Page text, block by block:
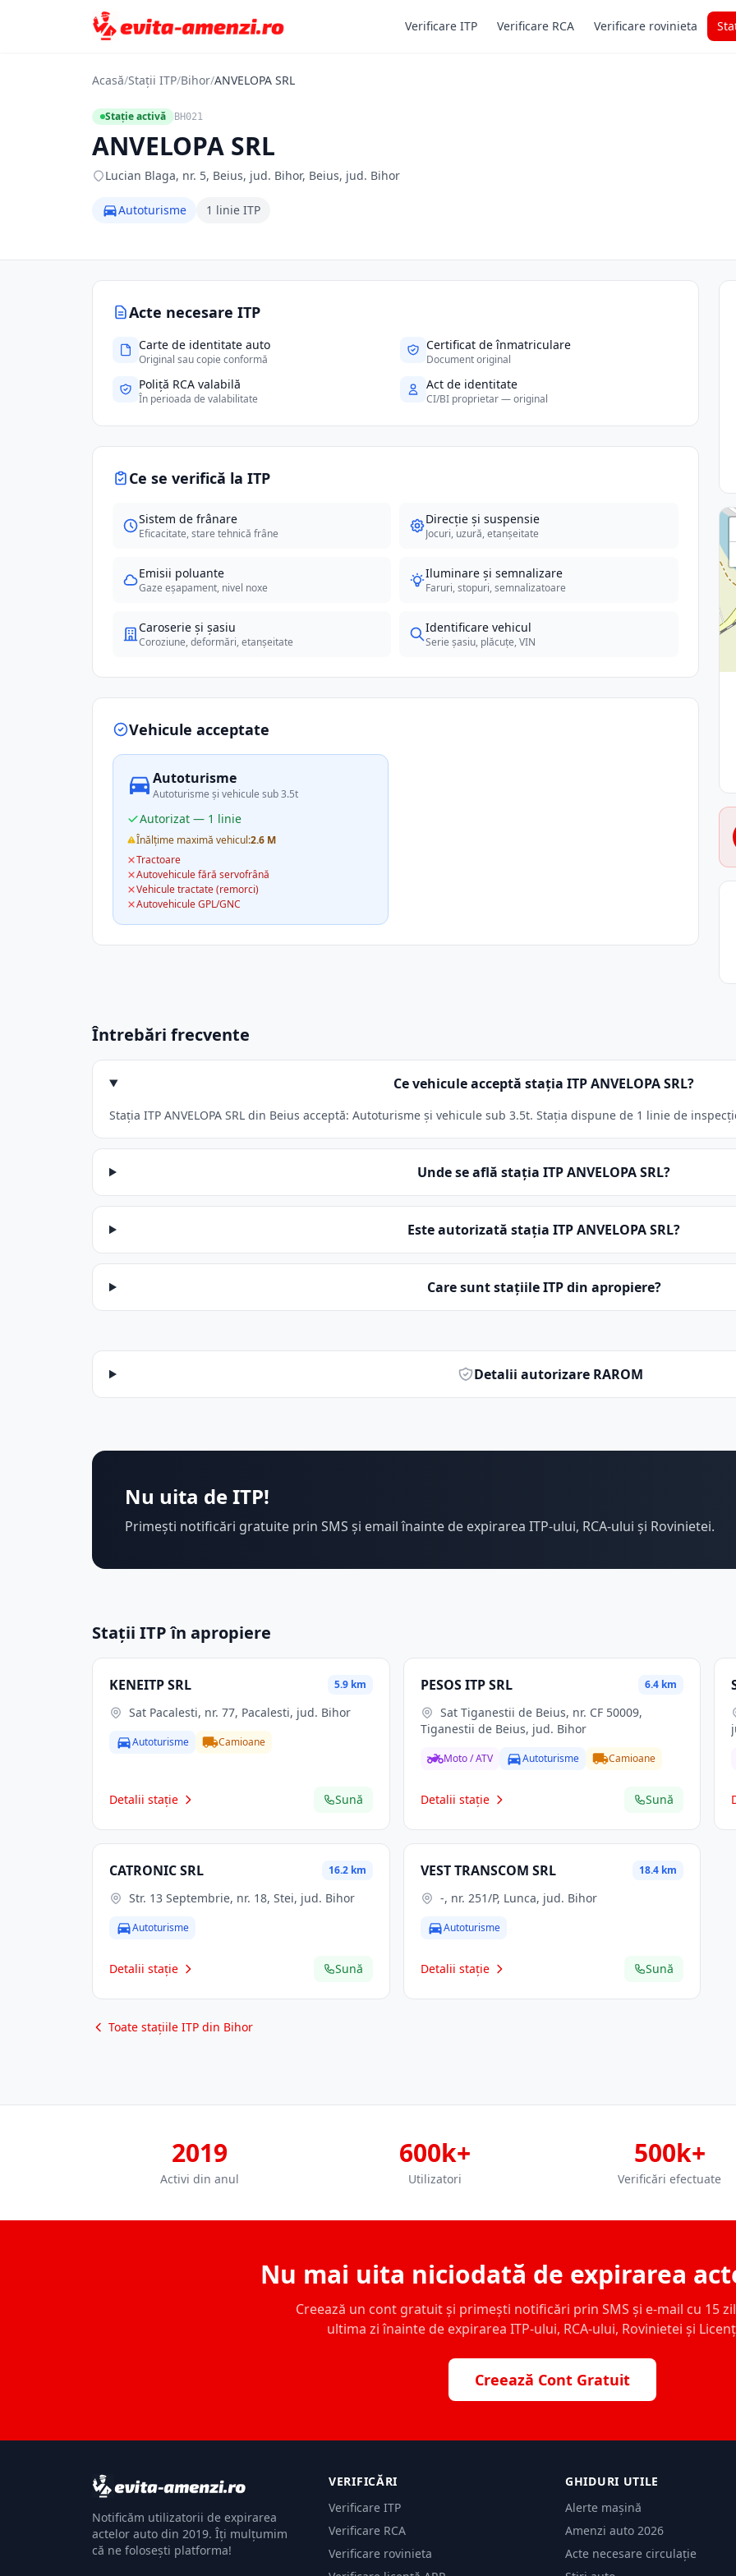
Verificare ITP Verificare RCA Verificare rovinieta
Acasă/Stații ITP/Bihor/ANVELOPA SRL
Stație activă BH021
ANVELOPA SRL
Lucian Blaga, nr. 5, Beius, jud. Bihor, Beius, jud. Bihor
Autoturisme 1 linie ITP
Acte necesare ITP
Carte de identitate auto
Original sau copie conformă
Certificat de înmatriculare
Document original
Poliță RCA valabilă
În perioada de valabilitate
Act de identitate
CI/BI proprietar — original
Ce se verifică la ITP
Sistem de frânare
Eficacitate, stare tehnică frâne
Direcție și suspensie
Jocuri, uzură, etanșeitate
Emisii poluante
Gaze eșapament, nivel noxe
Iluminare și semnalizare
Faruri, stopuri, semnalizatoare
Caroserie și șasiu
Coroziune, deformări, etanșeitate
Identificare vehicul
Serie șasiu, plăcuțe, VIN
Vehicule acceptate
Autoturisme
Autoturisme și vehicule sub 3.5t
Autorizat — 1 linie
Înălțime maximă vehicul:2.6 M
Tractoare
Autovehicule fără servofrână
Vehicule tractate (remorci)
Autovehicule GPL/GNC
Întrebări frecvente
Ce vehicule acceptă stația ITP ANVELOPA SRL?
Stația ITP ANVELOPA SRL din Beius acceptă: Autoturisme și vehicule sub 3.5t. Stația dispune de 1 linie de
Unde se află stația ITP ANVELOPA SRL?
Este autorizată stația ITP ANVELOPA SRL?
Care sunt stațiile ITP din apropiere?
Detalii autorizare RAROM
Nu uita de ITP!
Primești notificări gratuite prin SMS și email înainte de expirarea ITP-ului, RCA-ului și Rovinietei.
Stații ITP în apropiere
KENEITP SRL 5.9 km
Sat Pacalesti, nr. 77, Pacalesti, jud. Bihor
Autoturisme Camioane
Detalii stație Sună
PESOS ITP SRL 6.4 km
Tiganestii de Beius, jud. Bihor
Moto / ATV Autoturisme Camioane
Detalii stație Sună
CATRONIC SRL 16.2 km
Str. 13 Septembrie, nr. 18, Stei, jud. Bihor
Autoturisme
Detalii stație Sună
VEST TRANSCOM SRL 18.4 km
-, nr. 251/P, Lunca, jud. Bihor
Autoturisme
Detalii stație Sună
Toate stațiile ITP din Bihor
2019
Activi din anul
600k+
Utilizatori
500k+
Verificări efectuate
Nu mai uita niciodată de expirarea
Creează un cont gratuit și primești notificări prin SMS și e-mail cu 15
ultima zi înainte de expirarea ITP-ului, RCA-ului, Rovinietei și
Creează Cont Gratuit
Notificăm utilizatorii de expirarea
actelor auto din 2019. Îți mulțumim
că ne folosești platforma!
VERIFICĂRI
Verificare ITP
Verificare RCA
Verificare rovinieta
GHIDURI UTILE
Alerte mașină
Amenzi auto 2026
Acte necesare circulație